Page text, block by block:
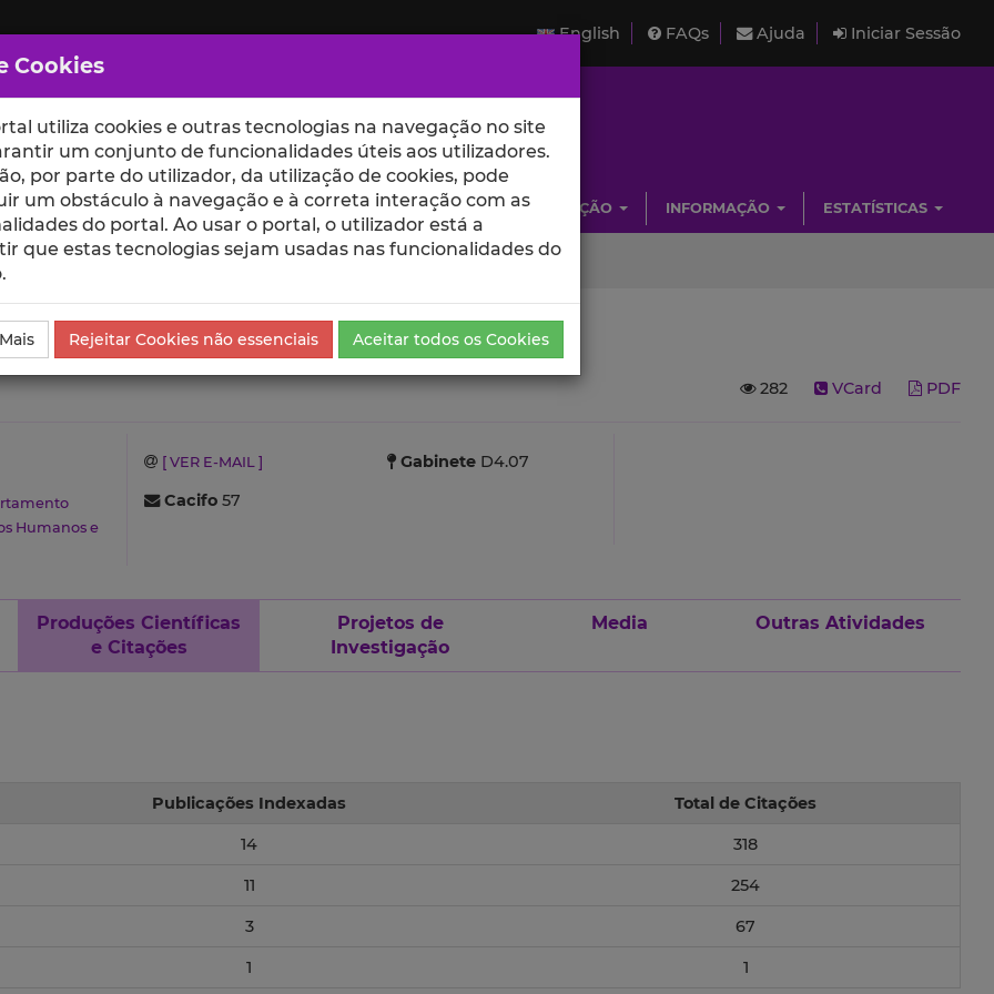
English FAQs Ajuda Iniciar Sessão
ESCOLAS UNIDADES INVESTIGAÇÃO INFORMAÇÃO ESTATÍSTICAS
e Citações
282 VCard PDF
Humanos e
[ VER E-MAIL ] GabineteD4.07
Cacifo57
Produções Científicas
e Citações
Projetos de
Investigação
Media Outras Atividades
Publicações Indexadas Total de Citações
14 318
11 254
3 67
1 1
Cookies
utiliza cookies e outras tecnologias na navegação no site
um conjunto de funcionalidades úteis aos utilizadores.
por parte do utilizador, da utilização de cookies, pode
um obstáculo à navegação e à correta interação com as
do portal. Ao usar o portal, o utilizador está a
que estas tecnologias sejam usadas nas funcionalidades do
Rejeitar Cookies não essenciais Aceitar todos os Cookies